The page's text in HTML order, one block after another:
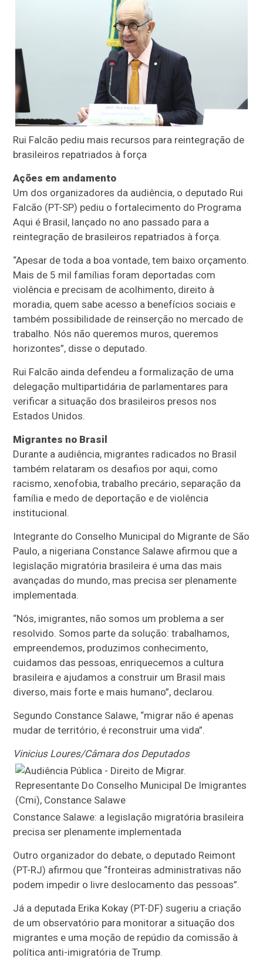
Rui Falcão pediu mais recursos para reintegração de
brasileiros repatriados à força
Ações em andamento
Um dos organizadores da audiência, o deputado Rui
Falcão (PT-SP) pediu o fortalecimento do Programa
Aqui é Brasil, lançado no ano passado para a
reintegração de brasileiros repatriados à força.
“Apesar de toda a boa vontade, tem baixo orçamento.
Mais de 5 mil famílias foram deportadas com
violência e precisam de acolhimento, direito à
moradia, quem sabe acesso a benefícios sociais e
também possibilidade de reinserção no mercado de
trabalho. Nós não queremos muros, queremos
horizontes”, disse o deputado.
Rui Falcão ainda defendeu a formalização de uma
delegação multipartidária de parlamentares para
verificar a situação dos brasileiros presos nos
Estados Unidos.
Migrantes no Brasil
Durante a audiência, migrantes radicados no Brasil
também relataram os desafios por aqui, como
racismo, xenofobia, trabalho precário, separação da
família e medo de deportação e de violência
institucional.
Integrante do Conselho Municipal do Migrante de São
Paulo, a nigeriana Constance Salawe afirmou que a
legislação migratória brasileira é uma das mais
avançadas do mundo, mas precisa ser plenamente
implementada.
“Nós, imigrantes, não somos um problema a ser
resolvido. Somos parte da solução: trabalhamos,
empreendemos, produzimos conhecimento,
cuidamos das pessoas, enriquecemos a cultura
brasileira e ajudamos a construir um Brasil mais
diverso, mais forte e mais humano”, declarou.
Segundo Constance Salawe, “migrar não é apenas
mudar de território, é reconstruir uma vida”.
Vinicius Loures/Câmara dos Deputados
Constance Salawe: a legislação migratória brasileira
precisa ser plenamente implementada
Outro organizador do debate, o deputado Reimont
(PT-RJ) afirmou que “fronteiras administrativas não
podem impedir o livre deslocamento das pessoas”.
Já a deputada Erika Kokay (PT-DF) sugeriu a criação
de um observatório para monitorar a situação dos
migrantes e uma moção de repúdio da comissão à
política anti-imigratória de Trump.